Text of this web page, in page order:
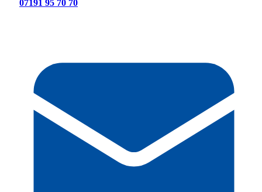
07191 95 70 70